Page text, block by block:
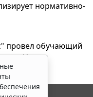
нормативно-
провел обучающий
Искра